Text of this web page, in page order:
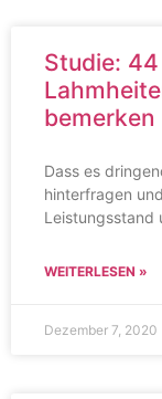
Studie:
Dass es
hinterfragen
Leistungsstand
WEITERLESEN »
Dezember 7, 2020